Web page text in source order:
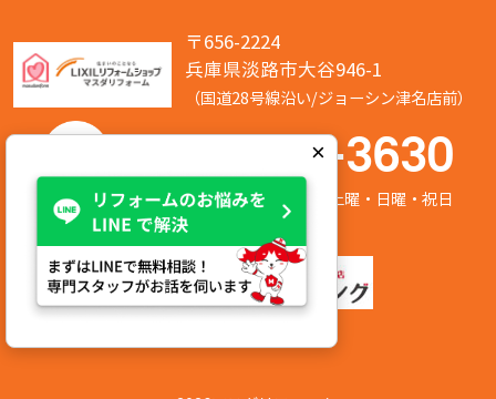
〒656-2224
兵庫県淡路市大谷946-1
（国道28号線沿い/ジョーシン津名店前）
050-7586-3630
営業時間:8:00～17:00 定休日:第2/第4土曜・日曜・祝日
×